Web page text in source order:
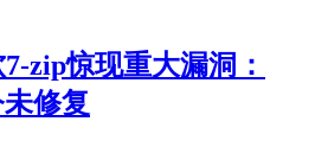
zip惊现重大漏洞：
修复